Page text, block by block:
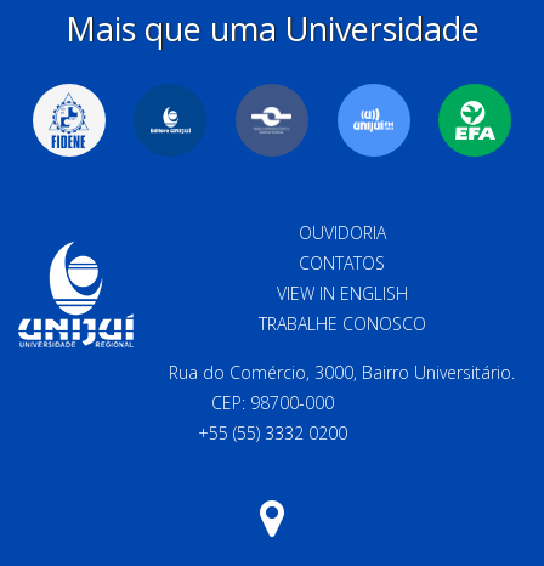
Mais que uma Universidade
OUVIDORIA
CONTATOS
VIEW IN ENGLISH
TRABALHE CONOSCO
Rua do Comércio, 3000, Bairro Universitário.
CEP: 98700-000
+55 (55) 3332 0200